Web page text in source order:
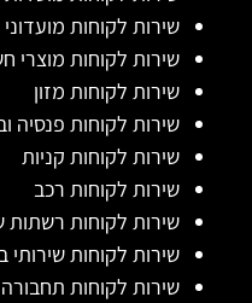
שירות לקוחות
שירות לקוחות מוצרי
שירות לקוחות מזון
שירות לקוחות פנסיה
שירות לקוחות קניות
שירות לקוחות רכב
שירות לקוחות רשתות
שירות לקוחות שירותי
שירות לקוחות תחבורה